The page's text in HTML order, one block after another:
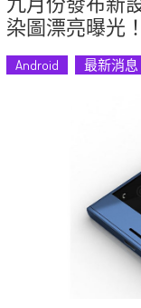
染圖漂亮曝光！
Android 最新消息